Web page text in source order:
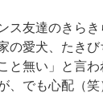
ス友達のきら
の愛犬、たき
と無い」と言
、でも心配（笑